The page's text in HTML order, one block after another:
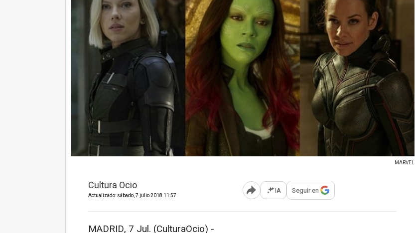
MARVEL
Cultura Ocio
Actualizado: sábado, 7 julio 2018 11:57 Abrir opciones para compartir
IA Seguir en
MADRID, 7 Jul. (CulturaOcio) -